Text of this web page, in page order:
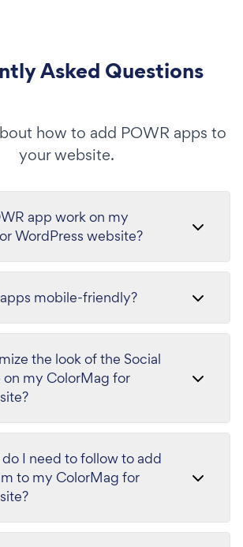
Asked Questions
how to add POWR apps to
your website.
app work on my
WordPress website?
mobile-friendly?
the look of the Social
on my ColorMag for
I need to follow to add
to my ColorMag for